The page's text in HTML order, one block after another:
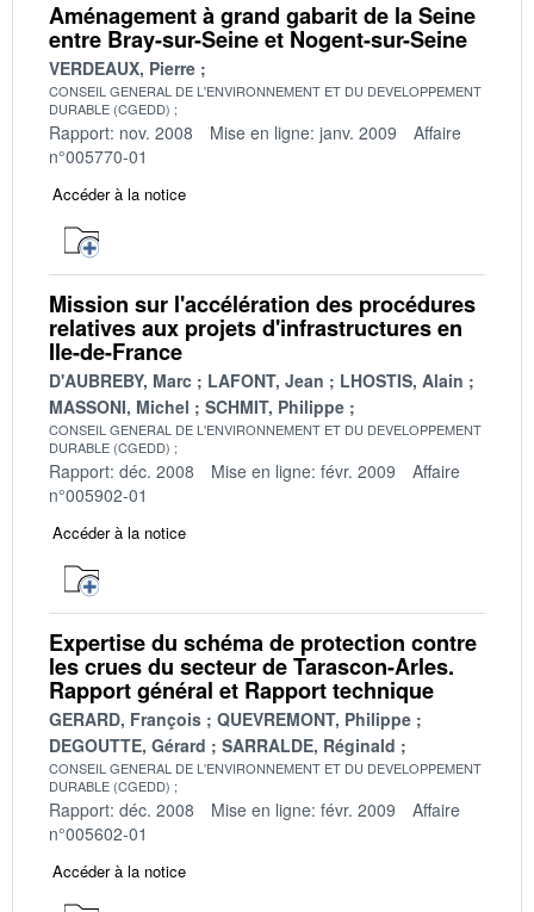
Aménagement à grand gabarit de la Seine
entre Bray-sur-Seine et Nogent-sur-Seine
VERDEAUX, Pierre
CONSEIL GENERAL DE L'ENVIRONNEMENT ET DU DEVELOPPEMENT
DURABLE (CGEDD)
Rapport: nov. 2008 Mise en ligne: janv. 2009
Affaire
n°005770-01
Accéder à la notice
Mission sur l'accélération des procédures
relatives aux projets d'infrastructures en
Ile-de-France
D'AUBREBY, Marc LAFONT, Jean
LHOSTIS, Alain
MASSONI, Michel
SCHMIT, Philippe
CONSEIL GENERAL DE L'ENVIRONNEMENT ET DU DEVELOPPEMENT
DURABLE (CGEDD)
Rapport: déc. 2008 Mise en ligne: févr. 2009
Affaire
n°005902-01
Accéder à la notice
Expertise du schéma de protection contre
les crues du secteur de Tarascon-Arles.
Rapport général et Rapport technique
GERARD, François
QUEVREMONT, Philippe
DEGOUTTE, Gérard
SARRALDE, Réginald
CONSEIL GENERAL DE L'ENVIRONNEMENT ET DU DEVELOPPEMENT
DURABLE (CGEDD)
Rapport: déc. 2008 Mise en ligne: févr. 2009
Affaire
n°005602-01
Accéder à la notice